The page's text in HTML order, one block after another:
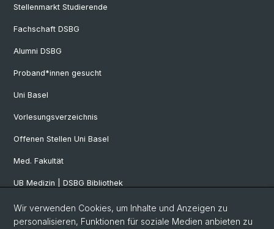
Stellenmarkt Studierende
Fachschaft DSBG
Alumni DSBG
Proband*innen gesucht
Uni Basel
Vorlesungsverzeichnis
Offenen Stellen Uni Basel
Med. Fakultät
UB Medizin | DSBG Bibliothek
Social Media
Wir verwenden Cookies, um Inhalte und Anzeigen zu
personalisieren, Funktionen für soziale Medien anbieten zu